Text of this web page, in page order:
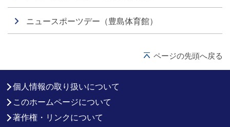
ニュースポーツデー（豊島体育館）
ページの先頭へ戻る
個人情報の取り扱いについて
このホームページについて
著作権・リンクについて